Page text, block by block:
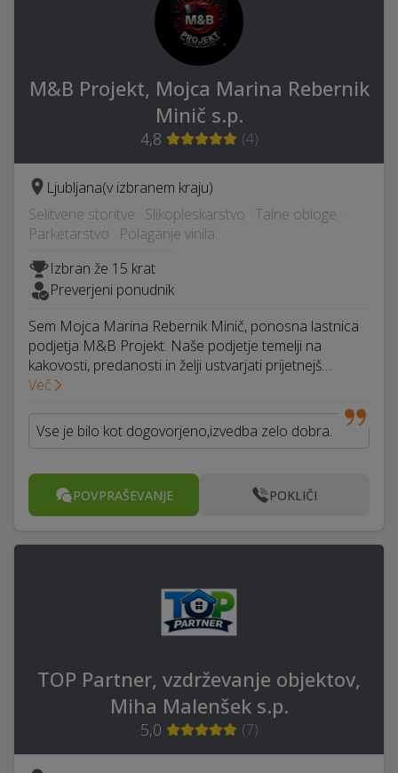
M&B Projekt, Mojca Marina Rebernik
Minič s.p.
4,8 (4)
Ljubljana(v izbranem kraju)
Selitvene storitve · Slikopleskarstvo · Talne obloge ·
Parketarstvo · Polaganje vinila
Izbran že 15 krat
Preverjeni ponudnik
Sem Mojca Marina Rebernik Minič, ponosna lastnica
podjetja M&B Projekt. Naše podjetje temelji na
kakovosti, predanosti in želji ustvarjati prijetnejš…
Več
Vse je bilo kot dogovorjeno,izvedba zelo dobra.
POVPRAŠEVANJE POKLIČI
TOP Partner, vzdrževanje objektov,
Miha Malenšek s.p.
5,0 (7)